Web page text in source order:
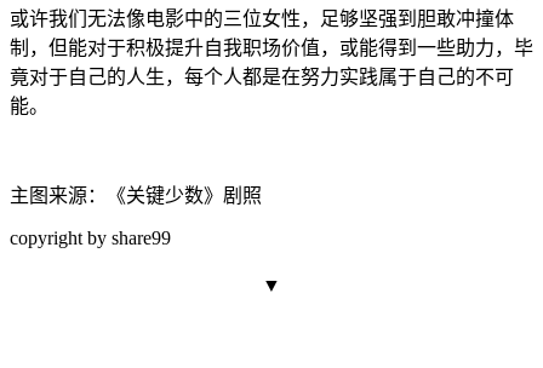
或许我们无法像电影中的三位女性，足够坚强到胆敢冲撞体
制，但能对于积极提升自我职场价值，或能得到一些助力，毕
竟对于自己的人生，每个人都是在努力实践属于自己的不可
能。
主图来源： 《关键少数》剧照
copyright by share99
▼